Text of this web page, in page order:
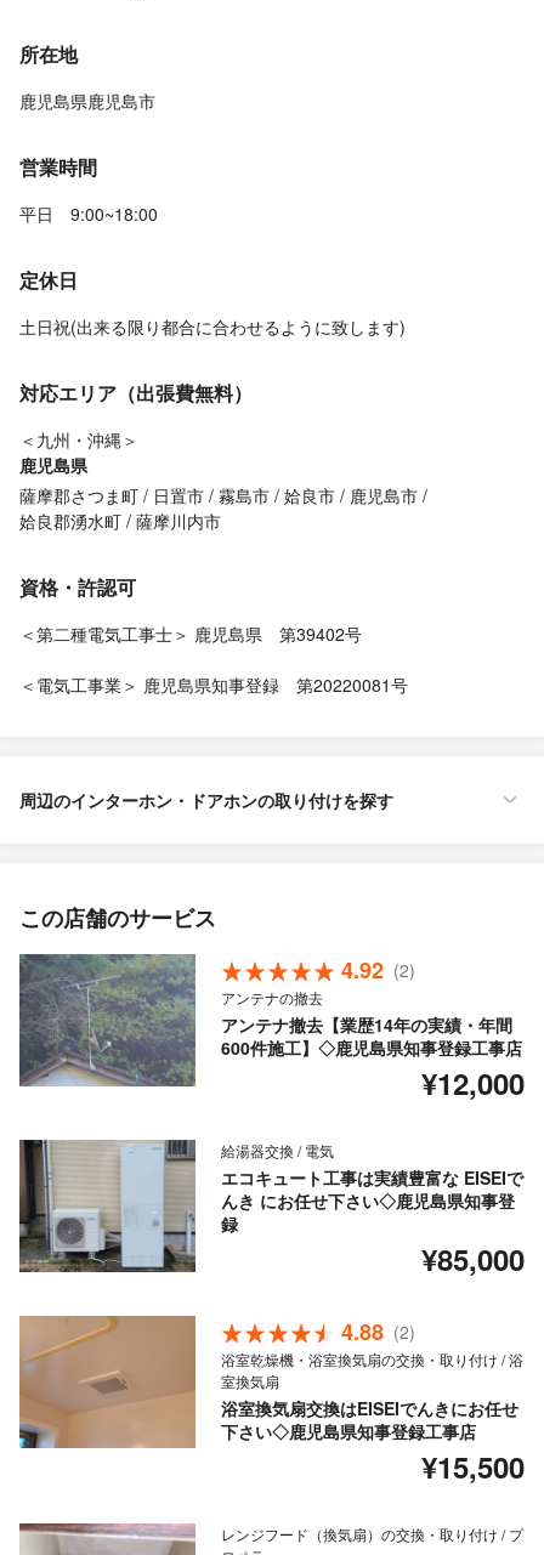
所在地
鹿児島県鹿児島市
営業時間
平日 9:00~18:00
定休日
土日祝(出来る限り都合に合わせるように致します)
対応エリア（出張費無料）
＜九州・沖縄＞
鹿児島県
薩摩郡さつま町
日置市 霧島市 姶良市
鹿児島市
姶良郡湧水町 薩摩川内市
資格・許認可
＜第二種電気工事士＞ 鹿児島県 第39402号
＜電気工事業＞ 鹿児島県知事登録 第20220081号
周辺のインターホン・ドアホンの取り付けを探す
この店舗のサービス
4.92 (2)
アンテナの撤去
アンテナ撤去【業歴14年の実績・年間
600件施工】◇鹿児島県知事登録工事店
¥12,000
給湯器交換 / 電気
エコキュート工事は実績豊富な EISEIで
んき にお任せ下さい◇鹿児島県知事登
録
¥85,000
4.88 (2)
浴室乾燥機・浴室換気扇の交換・取り付け / 浴
室換気扇
浴室換気扇交換はEISEIでんきにお任せ
下さい◇鹿児島県知事登録工事店
¥15,500
レンジフード（換気扇）の交換・取り付け / プ